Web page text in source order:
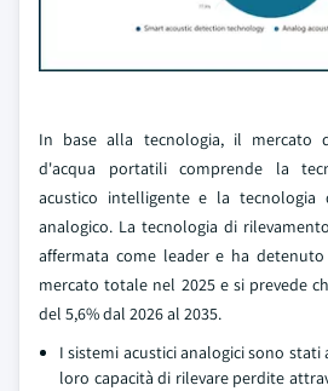
In base alla tecnologia, il mercato
d'acqua portatili comprende la
acustico intelligente e la tecnologia
analogico. La tecnologia di
affermata come leader e ha
mercato totale nel 2025 e si prevede
del 5,6% dal 2026 al 2035.
I sistemi acustici analogici sono
loro capacità di rilevare perdite